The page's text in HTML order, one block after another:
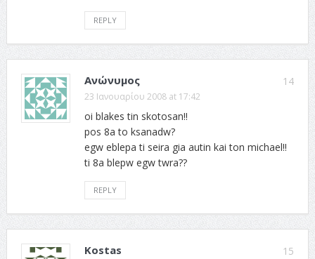
REPLY
14
Ανώνυμος
23 Ιανουαρίου 2008 at 17:42
oi blakes tin skotosan!!
pos 8a to ksanadw?
egw eblepa ti seira gia autin kai ton michael!!
ti 8a blepw egw twra??
REPLY
15
Kostas